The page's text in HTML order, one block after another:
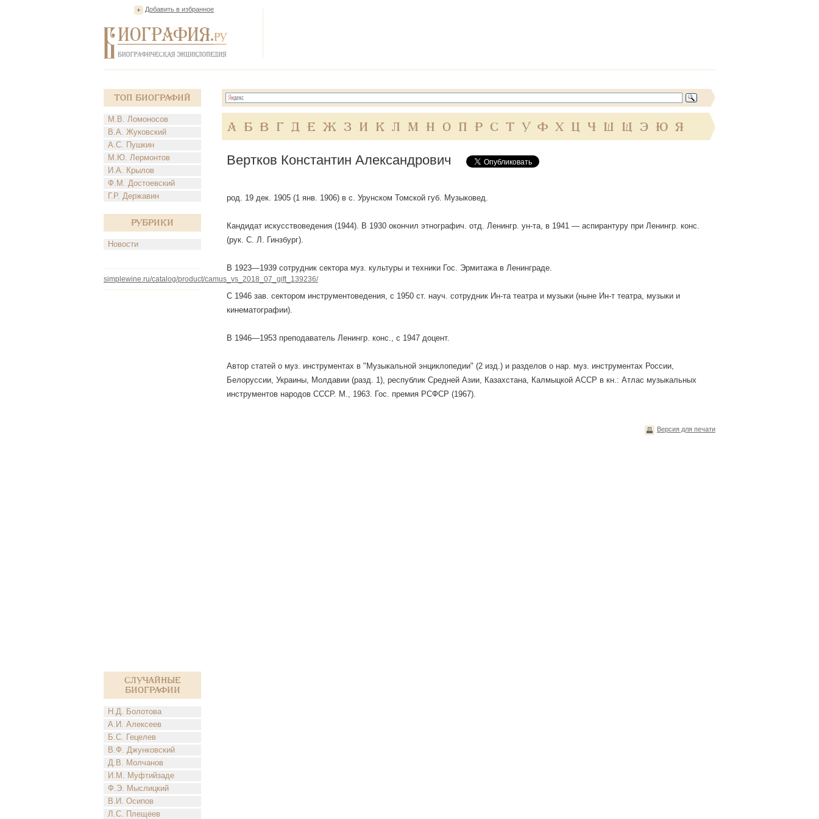
Добавить в избранное
Топ Биографий
М.В. Ломоносов
В.А. Жуковский
А.С. Пушкин
М.Ю. Лермонтов
И.А. Крылов
Ф.М. Достоевский
Г.Р. Державин
Рубрики
Новости
simplewine.ru/catalog/product/camus_vs_2018_07_gift_139236/
Случайные
биографии
Н.Д. Болотова
А.И. Алексеев
Б.С. Гецелев
В.Ф. Джунковский
Д.В. Молчанов
И.М. Муфтийзаде
Ф.Э. Мыслицкий
В.И. Осипов
Л.С. Плещеев
А Б В Г Д Е Ж З И К Л М Н О П Р С Т У Ф Х Ц Ч Ш Щ Э Ю Я
Вертков Константин Александрович
род. 19 дек. 1905 (1 янв. 1906) в с. Урунском Томской губ. Музыковед.
Кандидат искусствоведения (1944). В 1930 окончил этнографич. отд. Ленингр. ун-та, в 1941 — аспирантуру при Ленингр. конс.
(рук. С. Л. Гинзбург).
В 1923—1939 сотрудник сектора муз. культуры и техники Гос. Эрмитажа в Ленинграде.
С 1946 зав. сектором инструментоведения, с 1950 ст. науч. сотрудник Ин-та театра и музыки (ныне Ин-т театра, музыки и
кинематографии).
В 1946—1953 преподаватель Ленингр. конс., с 1947 доцент.
Автор статей о муз. инструментах в "Музыкальной энциклопедии" (2 изд.) и разделов о нар. муз. инструментах России,
Белоруссии, Украины, Молдавии (разд. 1), республик Средней Азии, Казахстана, Калмыцкой АССР в кн.: Атлас музыкальных
инструментов народов СССР. М., 1963. Гос. премия РСФСР (1967).
Версия для печати